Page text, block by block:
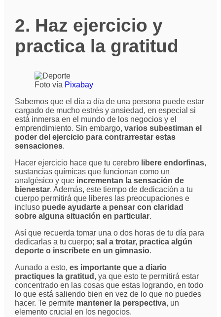
2. Haz ejercicio y
practica la gratitud
Foto vía Pixabay
Sabemos que el día a día de una persona puede estar
cargado de mucho estrés y ansiedad, en especial si
está inmersa en el mundo de los negocios y el
emprendimiento. Sin embargo, varios subestiman el
poder del ejercicio para contrarrestar estas
sensaciones.
Hacer ejercicio hace que tu cerebro libere endorfinas,
sustancias químicas que funcionan como un
analgésico y que incrementan la sensación de
bienestar. Además, este tiempo de dedicación a tu
cuerpo permitirá que liberes las preocupaciones e
incluso puede ayudarte a pensar con claridad
sobre alguna situación en particular.
Así que recuerda tomar una o dos horas de tu día para
dedicarlas a tu cuerpo; sal a trotar, practica algún
deporte o inscríbete en un gimnasio.
Aunado a esto, es importante que a diario
practiques la gratitud , ya que esto te permitirá estar
concentrado en las cosas que estas logrando, en todo
lo que está saliendo bien en vez de lo que no puedes
hacer. Te permite mantener la perspectiva, un
elemento crucial en los negocios.